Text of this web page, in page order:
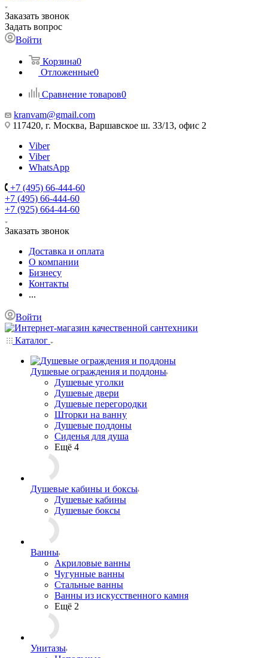
Заказать звонок
Задать вопрос
Войти
Корзина0
Отложенные0
Сравнение товаров0
kranvam@gmail.com
117420, г. Москва, Варшавское ш. 33/13, офис 2
Viber
Viber
WhatsApp
+7 (495) 66-444-60
+7 (495) 66-444-60
+7 (925) 664-44-60
Заказать звонок
Доставка и оплата
О компании
Бизнесу
Контакты
...
Войти
Каталог
Душевые ограждения и поддоны
Душевые уголки
Душевые двери
Душевые перегородки
Шторки на ванну
Душевые поддоны
Сиденья для душа
Ещё 4
Душевые кабины и боксы
Душевые кабины
Душевые боксы
Ванны
Акриловые ванны
Чугунные ванны
Стальные ванны
Ванны из искусственного камня
Ещё 2
Унитазы